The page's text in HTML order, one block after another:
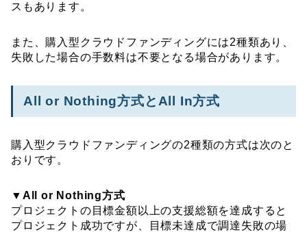
スもあります。
また、購入型クラウドファンディングには2種類あり、
失敗した場合の手数料は不要となる場合があります。
All or Nothing方式とAll In方式
購入型クラウドファンディングの2種類の方式は次のと
おりです。
▼All or Nothing方式
プロジェクトの目標金額以上の支援総額を達成すると
プロジェクト成功ですが、目標未達成で調達失敗の場